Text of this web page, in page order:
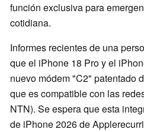
función exclusiva para
cotidiana.
Informes recientes de una
que el iPhone 18 Pro y el
nuevo módem "C2" patentado
que es compatible con las
NTN). Se espera que esta
de iPhone 2026 de